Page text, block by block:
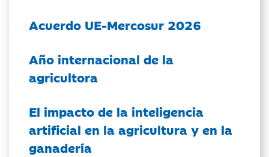
Acuerdo UE-Mercosur 2026
Año internacional de la
agricultora
El impacto de la inteligencia
artificial en la agricultura y en la
ganadería